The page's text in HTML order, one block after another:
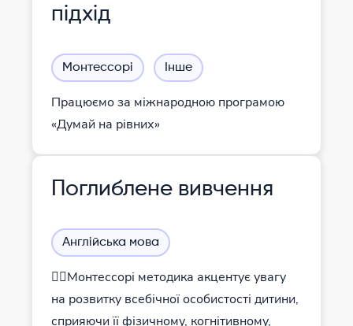
підхід
Монтессорі Інше
Працюємо за міжнародною програмою
«Думай на рівних»
Поглиблене вивчення
Англійська мова
👌🏻Монтессорі методика акцентує увагу
на розвитку всебічної особистості дитини,
сприяючи її фізичному, когнітивному,